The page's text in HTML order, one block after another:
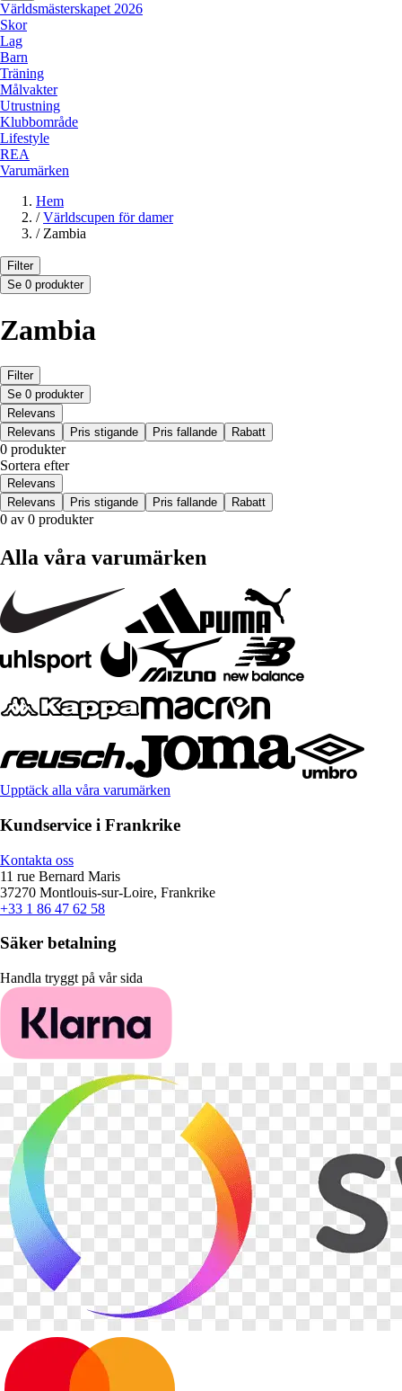
Världsmästerskapet 2026
Skor
Lag
Barn
Träning
Målvakter
Utrustning
Klubbområde
Lifestyle
REA
Varumärken
Hem
/ Världscupen för damer
/ Zambia
Filter
Se 0 produkter
Zambia
Filter
Se 0 produkter
Relevans
Relevans
Pris stigande Pris fallande Rabatt
0 produkter
Sortera efter
Relevans
Relevans
Pris stigande Pris fallande Rabatt
0 av 0 produkter
Alla våra varumärken
Upptäck alla våra varumärken
Kundservice i Frankrike
Kontakta oss
11 rue Bernard Maris
37270 Montlouis-sur-Loire, Frankrike
+33 1 86 47 62 58
Säker betalning
Handla tryggt på vår sida